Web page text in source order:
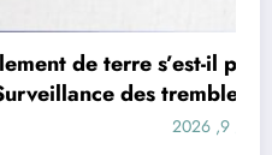
de terre s’est-il produit
des tremblements
de terre dans le monde&
أغسطس 9, 2026